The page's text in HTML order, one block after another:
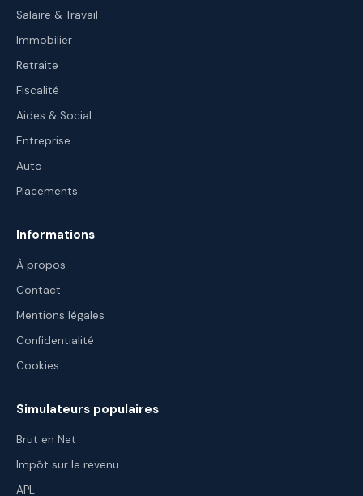
Salaire & Travail
Immobilier
Retraite
Fiscalité
Aides & Social
Entreprise
Auto
Placements
Informations
À propos
Contact
Mentions légales
Confidentialité
Cookies
Simulateurs populaires
Brut en Net
Impôt sur le revenu
APL